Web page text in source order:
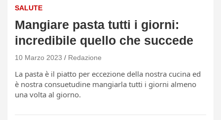
SALUTE
Mangiare pasta tutti i giorni:
incredibile quello che succede
10 Marzo 2023 Redazione
La pasta è il piatto per eccezione della nostra cucina ed
è nostra consuetudine mangiarla tutti i giorni almeno
una volta al giorno.